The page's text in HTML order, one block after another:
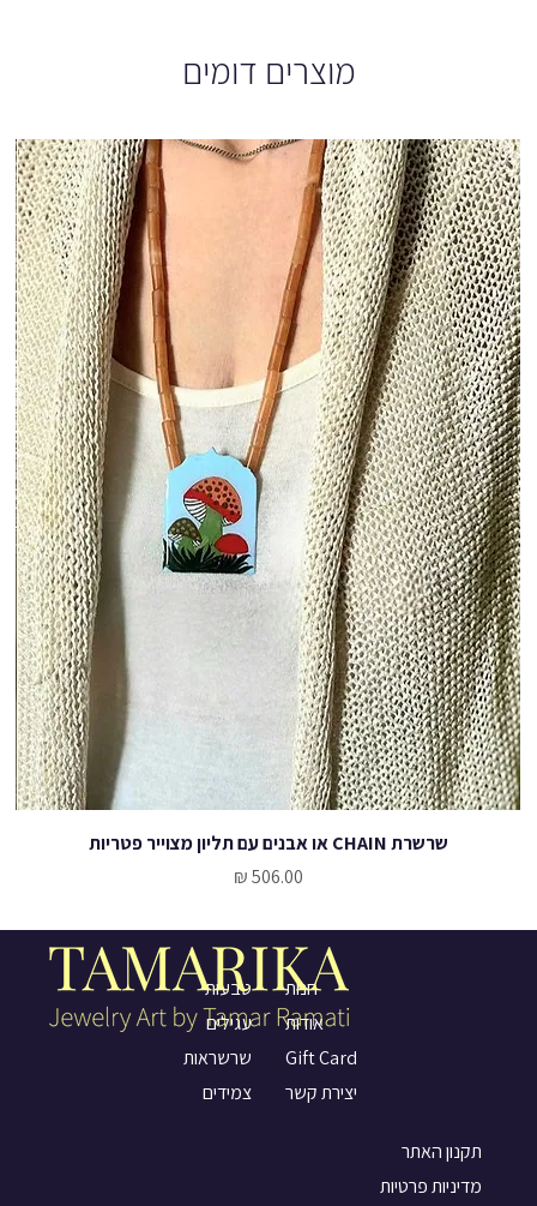
מוצרים דומים
שרשרת CHAIN או אבנים עם תליון מצוייר פטריות
מחיר
טבעות
עגילים
שרשראות
צמידים
חנות
אודות
Gift Card
יצירת קשר
תקנון האתר
מדיניות פרטיות